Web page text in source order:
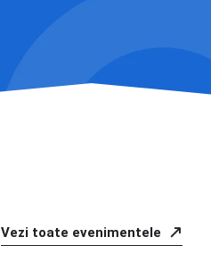
Vezi toate evenimentele